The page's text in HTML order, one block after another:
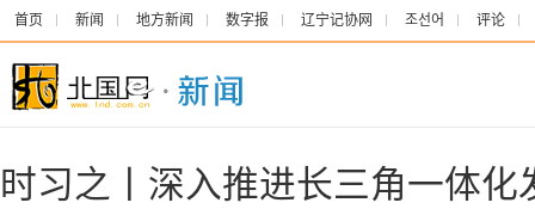
首页 新闻 地方新闻 数字报 辽宁记协网 조선어 评论
时习之丨深入推进长三角一体化